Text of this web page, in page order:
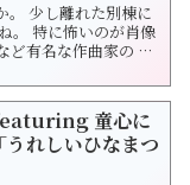
。 少し離れた別棟に
像
ど有名な作曲家の 肖
ベンがこっちを見て
童心に
れしいひなまつ